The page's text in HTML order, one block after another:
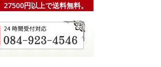
円以上で送料無料。